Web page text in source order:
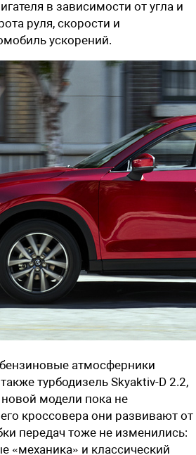
в зависимости от угла и
руля, скорости и
ускорений.
атмосферники
турбодизель Skyaktiv-D 2.2,
модели пока не
кроссовера они развивают от
передач тоже не изменились:
«механика» и классический